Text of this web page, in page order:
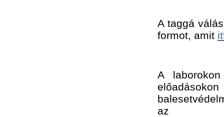
A taggá
formot, amit
A
az ﻿